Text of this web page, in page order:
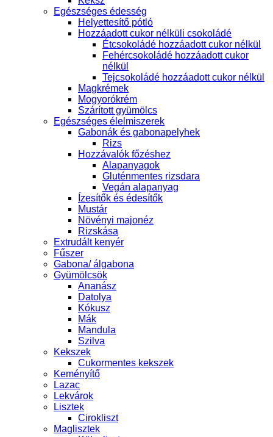
Egészséges édesség
Helyettesítő pótló
Hozzáadott cukor nélküli csokoládé
Étcsokoládé hozzáadott cukor nélkül
Fehércsokoládé hozzáadott cukor
nélkül
Tejcsokoládé hozzáadott cukor nélkül
Magkrémek
Mogyorókrém
Szárított gyümölcs
Egészséges élelmiszerek
Gabonák és gabonapelyhek
Rizs
Hozzávalók főzéshez
Alapanyagok
Gluténmentes rizsdara
Vegán alapanyag
Ízesítők és édesítők
Mustár
Növényi majonéz
Rizskása
Extrudált kenyér
Fűszer
Gabona/ álgabona
Gyümölcsök
Ananász
Datolya
Kókusz
Mák
Mandula
Szilva
Kekszek
Cukormentes kekszek
Keményítő
Lazac
Lekvárok
Lisztek
Cirokliszt
Maglisztek